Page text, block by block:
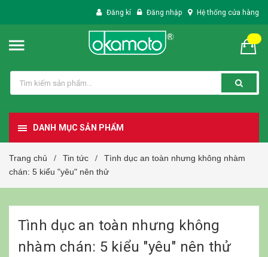
Đăng kí Đăng nhập Hệ thống cửa hàng
DANH MỤC SẢN PHẨM
Trang chủ / Tin tức /
Tình dục an toàn nhưng không nhàm
chán: 5 kiểu "yêu" nên thử
Tình dục an toàn nhưng không
nhàm chán: 5 kiểu "yêu" nên thử